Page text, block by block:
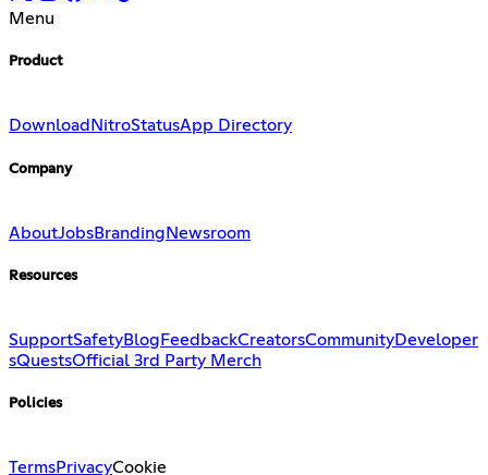
Menu
Product
Download NitroStatusApp Directory
Company
AboutJobsBranding Newsroom
Resources
SupportSafetyBlog FeedbackCreatorsCommunityDeveloper
sQuestsOfficial 3rd Party Merch
Policies
TermsPrivacyCookie